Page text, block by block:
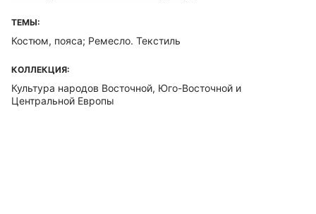
ТЕМЫ:
Костюм, пояса; Ремесло. Текстиль
КОЛЛЕКЦИЯ:
Культура народов Восточной, Юго-Восточной и
Центральной Европы